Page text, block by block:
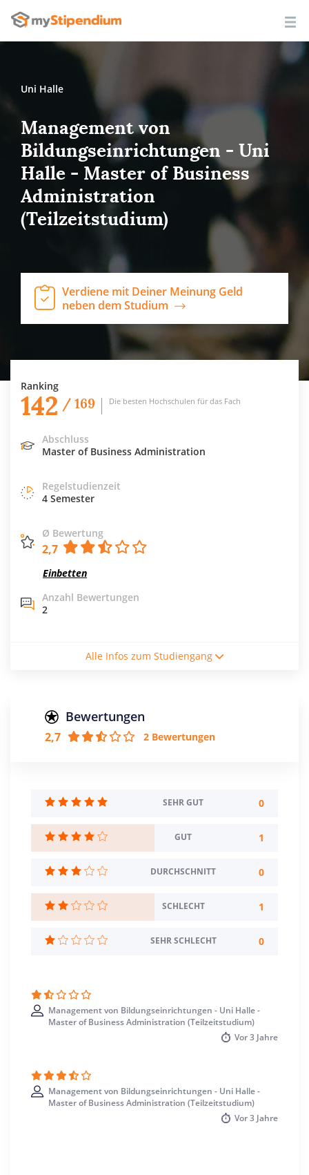
Uni Halle
Management von
Bildungseinrichtungen - Uni
Halle - Master of Business
Administration
(Teilzeitstudium)
Verdiene mit Deiner Meinung Geld
neben dem Studium
Ranking
142 / 169 Die besten Hochschulen für das Fach
Abschluss
Master of Business Administration
Regelstudienzeit
4 Semester
Ø Bewertung
2,7
Einbetten
Anzahl Bewertungen
2
Abschluss
Berufstätigkeit
Eignungsprüfung
Creditpoints
60
Regelstudienzeit
4 Semester
Sprache
Deutsch
Wintersemester
Alle Infos zum Studiengang
Bewertungen
2,7 2 Bewertungen
SEHR GUT 0
GUT 1
DURCHSCHNITT 0
SCHLECHT 1
SEHR SCHLECHT 0
Management von Bildungseinrichtungen - Uni Halle -
Master of Business Administration (Teilzeitstudium)
Vor3 Jahre
Management von Bildungseinrichtungen - Uni Halle -
Master of Business Administration (Teilzeitstudium)
Vor3 Jahre